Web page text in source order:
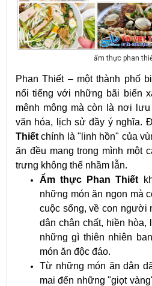
ẩm thực phan
Phan Thiết – một thành phố
nổi tiếng với những bãi biển
mênh mông mà còn là nơi
văn hóa, lịch sử đầy ý nghĩa.
Thiết chính là "linh hồn" của
ăn đều mang trong mình một
trưng không thể nhầm lẫn.
Ẩm thực Phan Thiết
những món ăn ngon mà
cuộc sống, về con
dân chân chất, hiền hòa,
những gì thiên nhiên
món ăn độc đáo.
Từ những món ăn dân
mai đến những "giọt